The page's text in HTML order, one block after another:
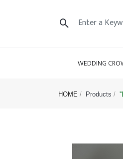
WEDDING
HOME Products